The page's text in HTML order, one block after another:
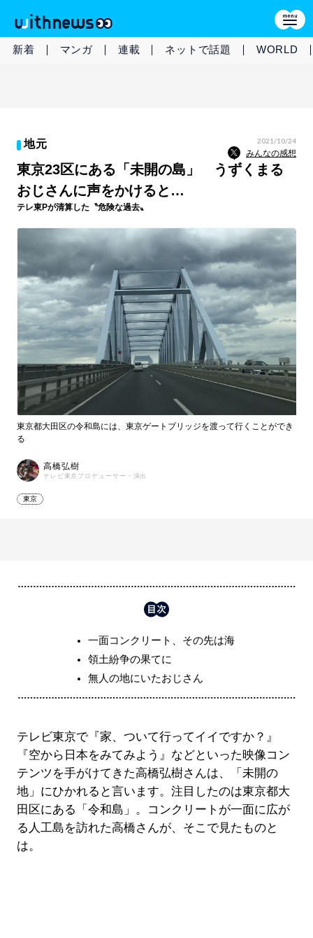
新着 マンガ 連載 ネットで話題 WORLD
地元 2021/10/24
みんなの感想
東京23区にある「未開の島」 うずくまる
おじさんに声をかけると…
テレ東Pが清算した〝危険な過去〟
東京都大田区の令和島には、東京ゲートブリッジを渡って行くことができ
る
高橋弘樹
テレビ東京プロデューサー・演出
東京
一面コンクリート、その先は海
領土紛争の果てに
無人の地にいたおじさん
テレビ東京で『家、ついて行ってイイですか？』
『空から日本をみてみよう』などといった映像コン
テンツを手がけてきた高橋弘樹さんは、「未開の
地」にひかれると言います。注目したのは東京都大
田区にある「令和島」。コンクリートが一面に広が
る人工島を訪れた高橋さんが、そこで見たものと
は。